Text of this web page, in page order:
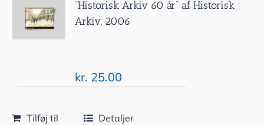
”Historisk Arkiv 60 år” af Historisk
Arkiv, 2006
kr. 25.00
Tilføj til
Detaljer